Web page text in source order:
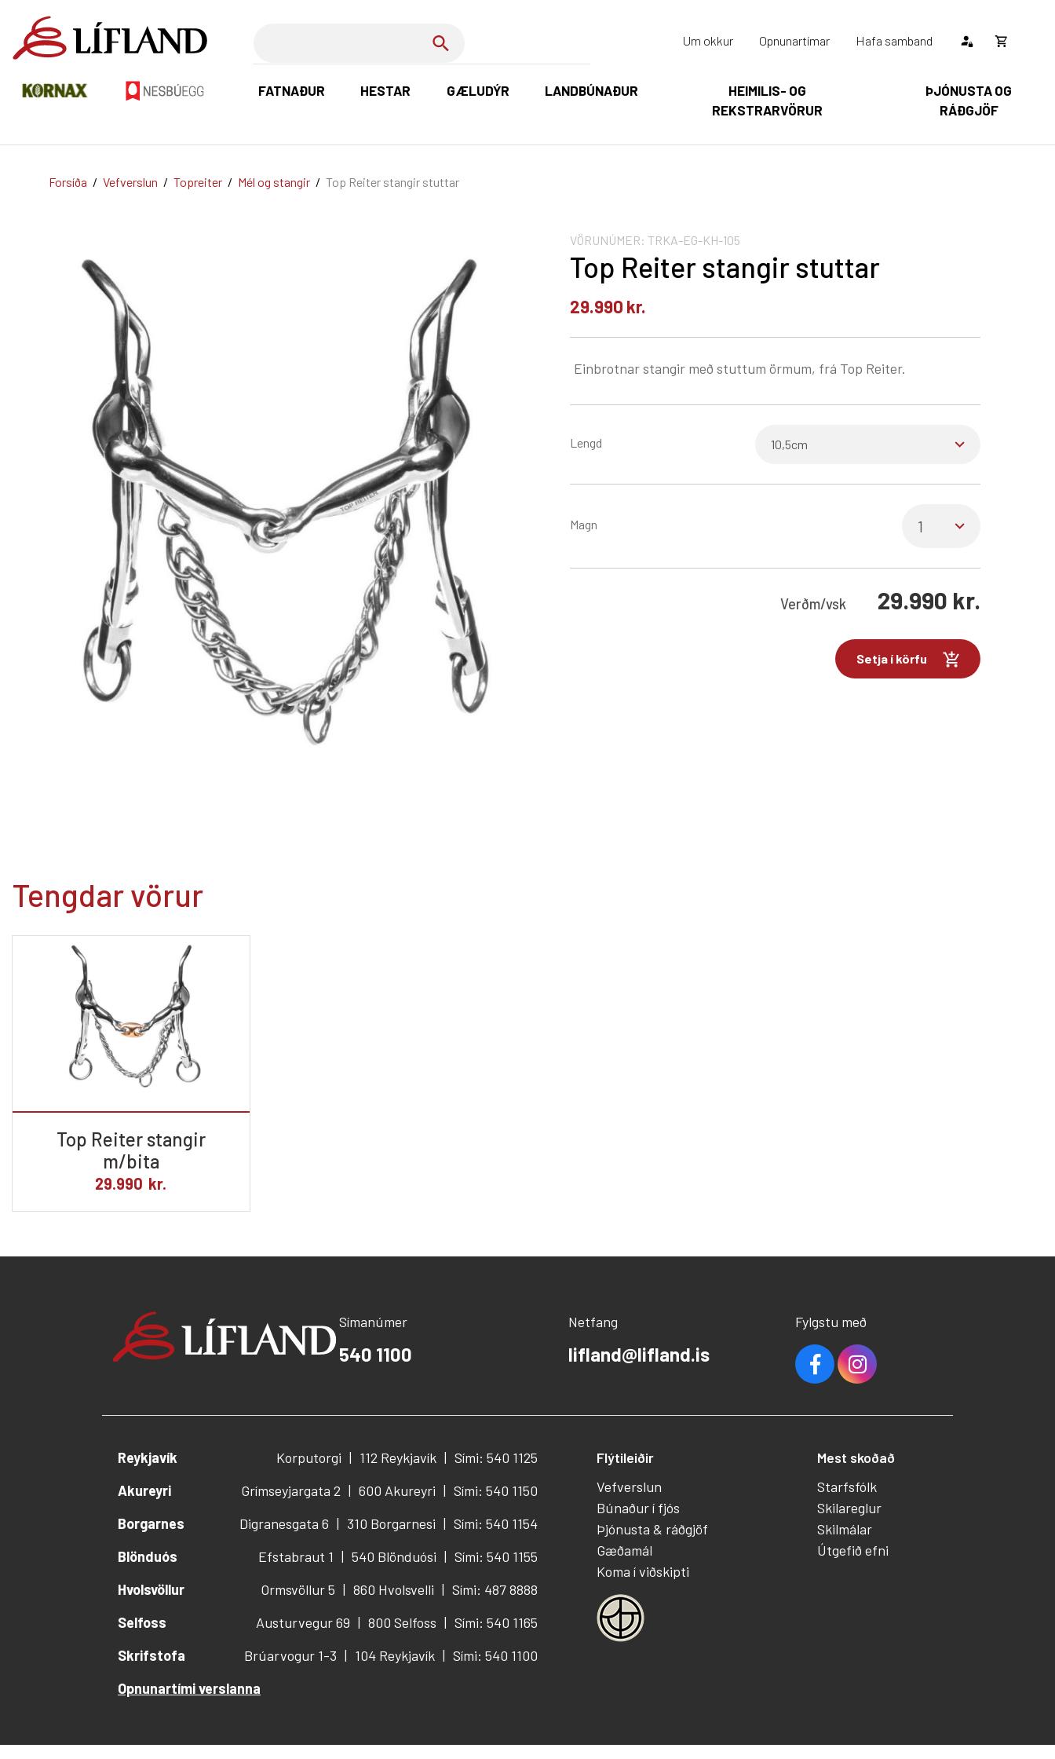
FATNAÐUR HESTAR GÆLUDÝR LANDBÚNAÐUR
HEIMILIS- OG
REKSTRARVÖRUR
ÞJÓNUSTA OG
RÁÐGJÖF
Um okkur Opnunartímar Hafa samband
Opna
Karfan þín
körfu
Forsíða / Vefverslun / Topreiter / Mél og stangir / Top Reiter stangir stuttar
VÖRUNÚMER: TRKA-EG-KH-105
Top Reiter stangir stuttar
29.990 kr.
Einbrotnar stangir með stuttum örmum, frá Top Reiter.
Lengd
Magn
Verðm/vsk 29.990 kr.
Setja í körfu
Tengdar vörur
Top Reiter stangir
m/bita
29.990 kr.
Símanúmer
540 1100
Netfang
lifland@lifland.is
Fylgstu með
Reykjavík Korputorgi 112 Reykjavík
Sími: 540 1125
Akureyri
Grímseyjargata 2 600 Akureyri
Sími: 540 1150
Borgarnes
Digranesgata 6 310 Borgarnesi
Sími: 540 1154
Blönduós
Efstabraut 1 540 Blönduósi
Sími: 540 1155
Hvolsvöllur
Ormsvöllur 5 860 Hvolsvelli
Sími: 487 8888
Selfoss
Austurvegur 69 800 Selfoss
Sími: 540 1165
Skrifstofa
Brúarvogur 1-3 104 Reykjavík
Sími: 540 1100
Opnunartími verslanna
Flýtileiðir
Vefverslun
Búnaður í fjós
Þjónusta & ráðgjöf
Gæðamál
Koma í viðskipti
Mest skoðað
Starfsfólk
Skilareglur
Skilmálar
Útgefið efni